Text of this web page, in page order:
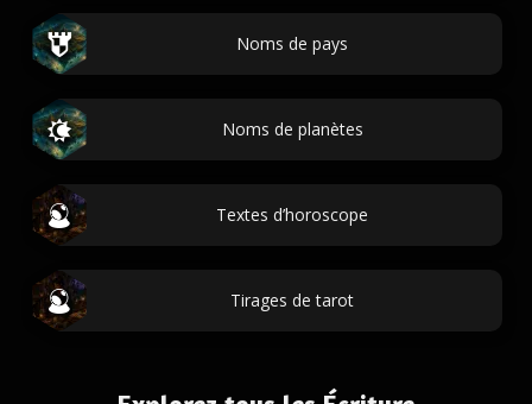
Noms de pays
Noms de planètes
Textes d’horoscope
Tirages de tarot